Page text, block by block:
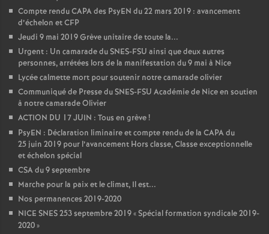
Compte rendu CAPA des PsyEN du 22 mars 2019 : avancement
d’échelon et CFP
Jeudi 9 mai 2019 Grève unitaire de toute la...
Urgent : Un camarade du SNES-FSU ainsi que deux autres
personnes, arrétées lors de la manifestation du 9 mai à Nice
Lycée calmette mort pour soutenir notre camarade olivier
Communiqué de Presse du SNES-FSU Académie de Nice en soutien
à notre camarade Olivier
ACTION DU 17 JUIN : Tous en grève!
PsyEN : Déclaration liminaire et compte rendu de la CAPA du
25 juin 2019 pour l’avancement Hors classe, Classe exceptionnelle
et échelon spécial
CSA du 9 septembre
Marche pour la paix et le climat, Il est...
Nos permanences 2019-2020
NICE SNES 253 septembre 2019 «Spécial formation syndicale 2019-
2020»